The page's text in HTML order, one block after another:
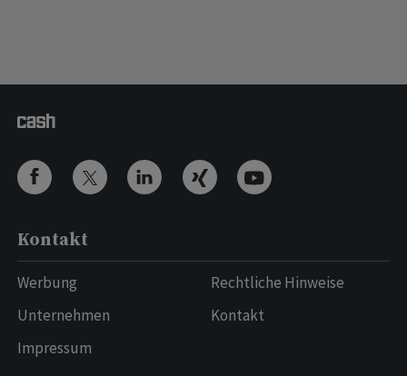
Kontakt
Werbung
Unternehmen
Impressum
Rechtliche Hinweise
Kontakt